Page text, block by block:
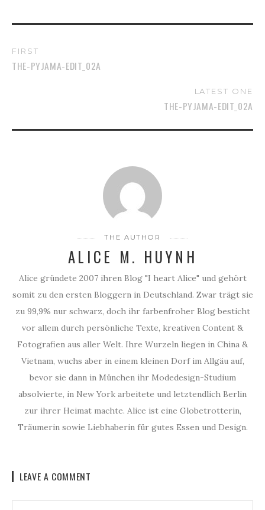
FIRST
THE-PYJAMA-EDIT_02A
LATEST ONE
THE-PYJAMA-EDIT_02A
THE AUTHOR
ALICE M. HUYNH
Alice gründete 2007 ihren Blog "I heart Alice" und gehört
somit zu den ersten Bloggern in Deutschland. Zwar trägt sie
zu 99,9% nur schwarz, doch ihr farbenfroher Blog besticht
vor allem durch persönliche Texte, kreativen Content &
Fotografien aus aller Welt. Ihre Wurzeln liegen in China &
Vietnam, wuchs aber in einem kleinen Dorf im Allgäu auf,
bevor sie dann in München ihr Modedesign-Studium
absolvierte, in New York arbeitete und letztendlich Berlin
zur ihrer Heimat machte. Alice ist eine Globetrotterin,
Träumerin sowie Liebhaberin für gutes Essen und Design.
LEAVE A COMMENT